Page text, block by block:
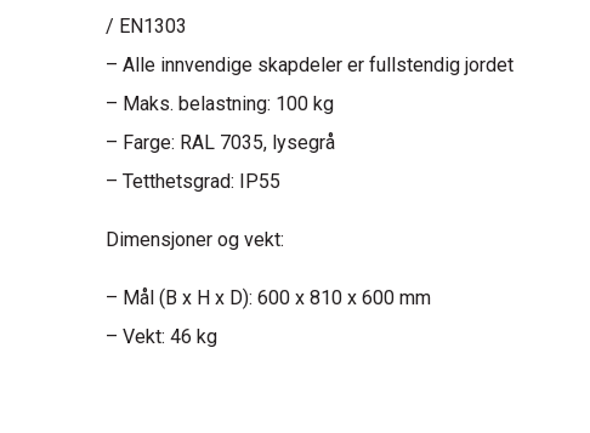
/ EN1303
– Alle innvendige skapdeler er fullstendig jordet
– Maks. belastning: 100 kg
– Farge: RAL 7035, lysegrå
– Tetthetsgrad: IP55
Dimensjoner og vekt:
– Mål (B x H x D): 600 x 810 x 600 mm
– Vekt: 46 kg